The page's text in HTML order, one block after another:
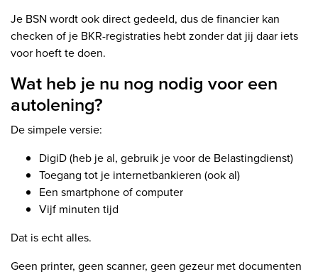
Je BSN wordt ook direct gedeeld, dus de financier kan
checken of je BKR-registraties hebt zonder dat jij daar iets
voor hoeft te doen.
Wat heb je nu nog nodig voor een
autolening?
De simpele versie:
DigiD (heb je al, gebruik je voor de Belastingdienst)
Toegang tot je internetbankieren (ook al)
Een smartphone of computer
Vijf minuten tijd
Dat is echt alles.
Geen printer, geen scanner, geen gezeur met documenten